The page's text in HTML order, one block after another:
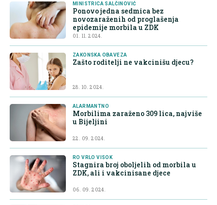
MINISTRICA SALČINOVIĆ
Ponovo jedna sedmica bez
novozaraženih od proglašenja
epidemije morbila u ZDK
01. 11. 2024.
ZAKONSKA OBAVEZA
Zašto roditelji ne vakcinišu djecu?
28. 10. 2024.
ALARMANTNO
Morbilima zaraženo 309 lica, najviše
u Bijeljini
22. 09. 2024.
RO VRLO VISOK
Stagnira broj oboljelih od morbila u
ZDK, ali i vakcinisane djece
06. 09. 2024.